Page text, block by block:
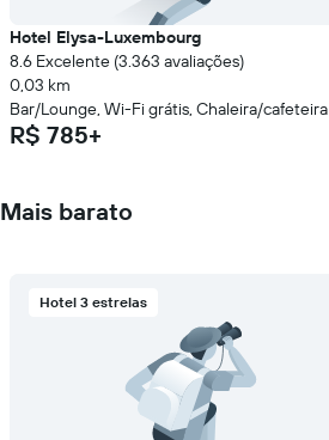
Hotel Elysa-Luxembourg
8.6 Excelente (3.363 avaliações)
0,03 km
Bar/Lounge, Wi-Fi grátis, Chaleira/cafeteira
R$ 785+
Mais barato
Hotel 3 estrelas